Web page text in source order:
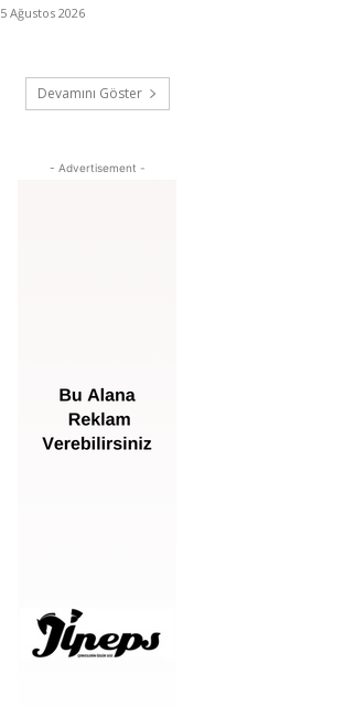
5 Ağustos 2026
Devamını Göster
- Advertisement -